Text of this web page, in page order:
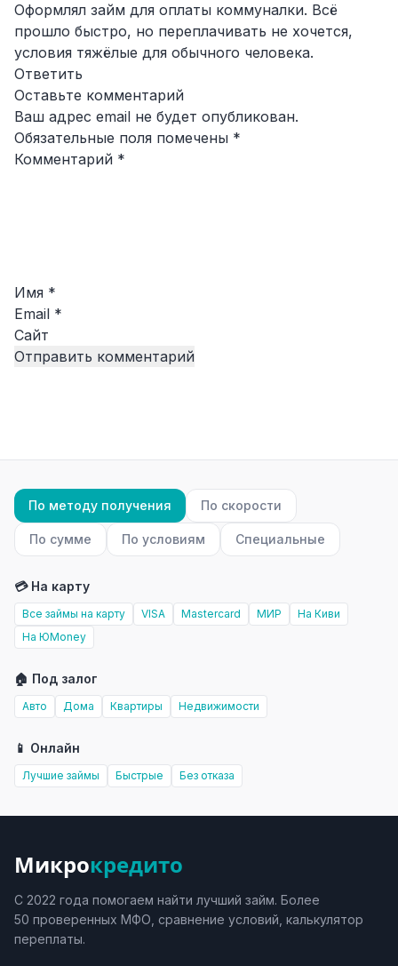
Оформлял займ для оплаты коммуналки. Всё
прошло быстро, но переплачивать не хочется,
условия тяжёлые для обычного человека.
Ответить
Оставьте комментарий
Ваш адрес email не будет опубликован.
Обязательные поля помечены *
Комментарий *
Имя *
Email *
Сайт
По методу получения По скорости
По сумме По условиям Специальные
💳 На карту
Все займы на карту VISA Mastercard МИР
На Киви
На ЮMoney
🏠 Под залог
Авто Дома Квартиры Недвижимости
📱 Онлайн
Лучшие займы Быстрые Без отказа
Микрокредито
С 2022 года помогаем найти лучший займ. Более
50 проверенных МФО, сравнение условий, калькулятор
переплаты.